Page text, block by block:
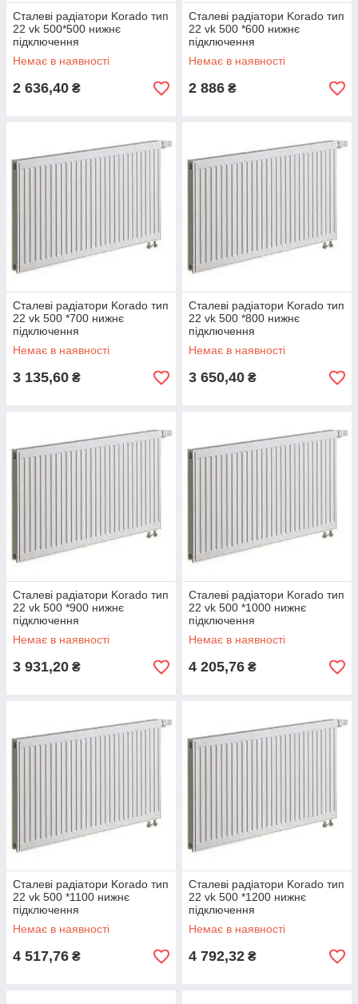
Сталеві радіатори Korado тип
22 vk 500*500 нижнє
підключення
Немає в наявності
2 636,40 ₴
Сталеві радіатори Korado тип
22 vk 500 *600 нижнє
підключення
Немає в наявності
2 886 ₴
Сталеві радіатори Korado тип
22 vk 500 *700 нижнє
підключення
Немає в наявності
3 135,60 ₴
Сталеві радіатори Korado тип
22 vk 500 *800 нижнє
підключення
Немає в наявності
3 650,40 ₴
Сталеві радіатори Korado тип
22 vk 500 *900 нижнє
підключення
Немає в наявності
3 931,20 ₴
Сталеві радіатори Korado тип
22 vk 500 *1000 нижнє
підключення
Немає в наявності
4 205,76 ₴
Сталеві радіатори Korado тип
22 vk 500 *1100 нижнє
підключення
Немає в наявності
4 517,76 ₴
Сталеві радіатори Korado тип
22 vk 500 *1200 нижнє
підключення
Немає в наявності
4 792,32 ₴